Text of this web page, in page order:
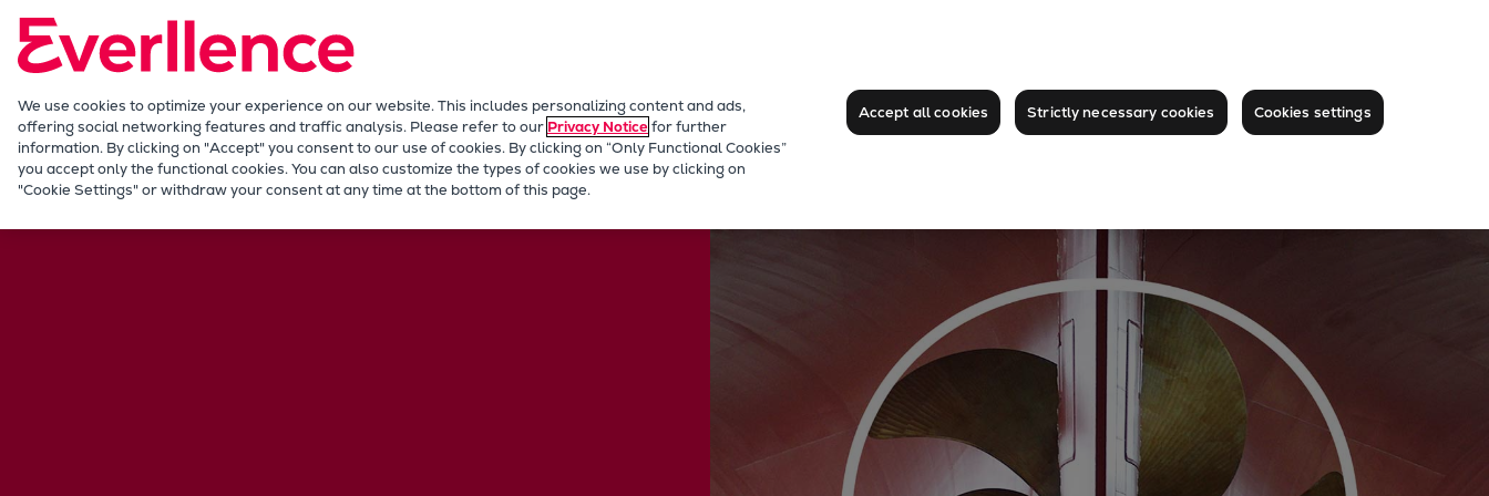
Unser Fokus
Zukunftstechnologien
Nachrüstungen
Zukunftskraftstoffe
Wärmepumpen
Kohlenstoffabscheidung
Digitalisierung
Nachhaltigkeit
We use cookies to optimize your experience on our website. This includes personalizing content and ads,
offering social networking features and traffic analysis. Please refer to our Privacy Noticefor further
information. By clicking on "Accept" you consent to our use of cookies. By clicking on “Only Functional Cookies”
you accept only the functional cookies. You can also customize the types of cookies we use by clicking on
"Cookie Settings" or withdraw your consent at any time at the bottom of this page.
Accept all cookies Strictly necessary cookies Cookies settings